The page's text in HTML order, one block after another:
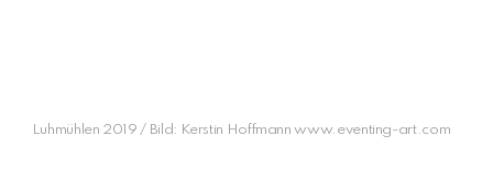
Luhmühlen 2019 / Bild: Kerstin Hoffmann www.eventing-art.com